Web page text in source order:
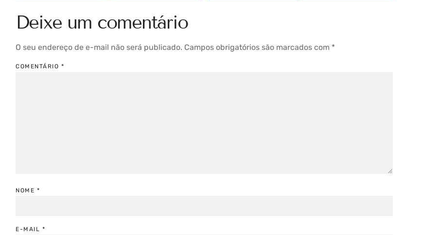
Deixe um comentário
O seu endereço de e-mail não será publicado. Campos obrigatórios são marcados com *
COMENTÁRIO *
NOME *
E-MAIL *